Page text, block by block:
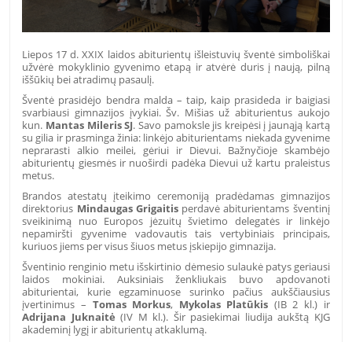
Liepos 17 d. XXIX laidos abiturientų išleistuvių šventė simboliškai
užvėrė mokyklinio gyvenimo etapą ir atvėrė duris į naują, pilną
iššūkių bei atradimų pasaulį.
Šventė prasidėjo bendra malda – taip, kaip prasideda ir baigiasi
svarbiausi gimnazijos įvykiai. Šv. Mišias už abiturientus aukojo
kun. Mantas Mileris SJ. Savo pamoksle jis kreipėsi į jaunąją kartą
su gilia ir prasminga žinia: linkėjo abiturientams niekada gyvenime
neprarasti alkio meilei, gėriui ir Dievui. Bažnyčioje skambėjo
abiturientų giesmės ir nuoširdi padėka Dievui už kartu praleistus
metus.
Brandos atestatų įteikimo ceremoniją pradėdamas gimnazijos
direktorius Mindaugas Grigaitis perdavė abiturientams šventinį
sveikinimą nuo Europos jėzuitų švietimo delegatės ir linkėjo
nepamiršti gyvenime vadovautis tais vertybiniais principais,
kuriuos jiems per visus šiuos metus įskiepijo gimnazija.
Šventinio renginio metu išskirtinio dėmesio sulaukė patys geriausi
laidos mokiniai. Auksiniais ženkliukais buvo apdovanoti
abiturientai, kurie egzaminuose surinko pačius aukščiausius
įvertinimus – Tomas Morkus, Mykolas Platūkis (IB 2 kl.) ir
Adrijana Juknaitė (IV M kl.). Šir pasiekimai liudija aukštą KJG
akademinį lygį ir abiturientų atkaklumą.